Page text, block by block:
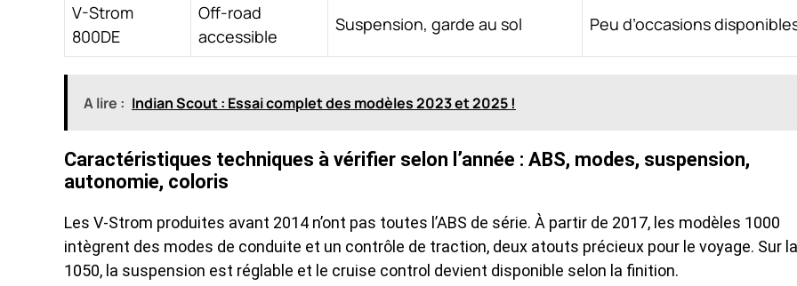
V-Strom
800DE
Off-road
accessible
Suspension, garde au sol Peu d’occasions
A lire : Indian Scout : Essai complet des modèles 2023 et 2025 !
Caractéristiques techniques à vérifier selon l’année : ABS, modes, suspension,
autonomie, coloris
Les V-Strom produites avant 2014 n’ont pas toutes l’ABS de série. À partir de 2017, les modèles 1000
intègrent des modes de conduite et un contrôle de traction, deux atouts précieux pour le voyage. Sur la
1050, la suspension est réglable et le cruise control devient disponible selon la finition.